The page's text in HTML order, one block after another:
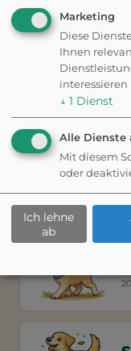
2.566
Kostenlos
Kein Abo nötig
Statt jeden Tag die
Zeit ihr habt und
eine passende
NACH STIMMUNG
Wie viel Power habt ihr?
Marketing
Diese
Ihnen
interessieren
↓ 1 Dienst
Alle Dienste
Mit diesem
oder
Ich lehne
ab